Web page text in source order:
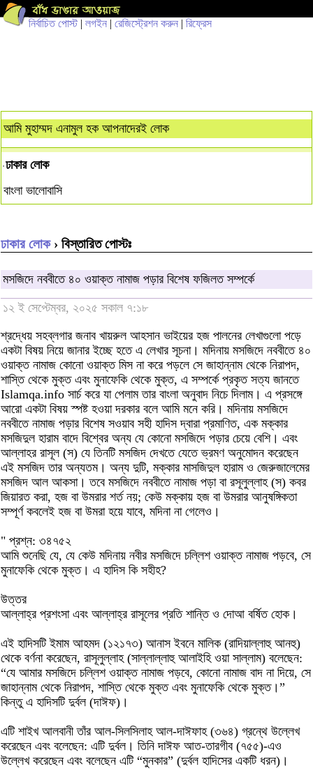
নির্বাচিত পোস্ট| লগইন | রেজিস্ট্রেশন করুন | রিফ্রেস
আমি মুহাম্মদ এনামুল হক আপনাদেরই লোক
ঢাকার লোক
বাংলা ভালোবাসি
ঢাকার লোক› বিস্তারিত পোস্টঃ
মসজিদে নববীতে ৪০ ওয়াক্ত নামাজ পড়ার বিশেষ ফজিলত সম্পর্কে
১২ ই সেপ্টেম্বর, ২০২৫ সকাল ৭:১৮
শ্রদ্ধেয় সহব্লগার জনাব খায়রুল আহসান ভাইয়ের হজ পালনের লেখাগুলো পড়ে
একটা বিষয় নিয়ে জানার ইচ্ছে হতে এ লেখার সূচনা। মদিনায় মসজিদে নববীতে ৪০
ওয়াক্ত নামাজ কোনো ওয়াক্ত মিস না করে পড়লে সে জাহান্নাম থেকে নিরাপদ,
শাস্তি থেকে মুক্ত এবং মুনাফেকি থেকে মুক্ত, এ সম্পর্কে প্রকৃত সত্য জানতে
Islamqa.info সার্চ করে যা পেলাম তার বাংলা অনুবাদ নিচে দিলাম। এ প্রসঙ্গে
আরো একটা বিষয় স্পষ্ট হওয়া দরকার বলে আমি মনে করি। মদিনায় মসজিদে
নববীতে নামাজ পড়ার বিশেষ সওয়াব সহী হাদিস দ্বারা প্রমাণিত, এক মক্কার
মসজিদুল হারাম বাদে বিশ্বের অন্য যে কোনো মসজিদে পড়ার চেয়ে বেশি। এবং
আল্লাহর রাসূল (স) যে তিনটি মসজিদ দেখতে যেতে ভ্রমণ অনুমোদন করেছেন
এই মসজিদ তার অন্যতম। অন্য দুটি, মক্কার মাসজিদুল হারাম ও জেরুজালেমের
মসজিদ আল আকসা। তবে মসজিদে নববীতে নামাজ পড়া বা রসূলুল্লাহ (স) কবর
জিয়ারত করা, হজ বা উমরার শর্ত নয়; কেউ মক্কায় হজ বা উমরার আনুষঙ্গিকতা
সম্পূর্ণ কবলেই হজ বা উমরা হয়ে যাবে, মদিনা না গেলেও।
" প্রশ্ন: ৩৪৭৫২
আমি শুনেছি যে, যে কেউ মদিনায় নবীর মসজিদে চল্লিশ ওয়াক্ত নামাজ পড়বে, সে
মুনাফেকি থেকে মুক্ত। এ হাদিস কি সহীহ?
উত্তর
আল্লাহ্‌র প্রশংসা এবং আল্লাহ্‌র রাসূলের প্রতি শান্তি ও দোআ বর্ষিত হোক।
এই হাদিসটি ইমাম আহমদ (১২১৭৩) আনাস ইবনে মালিক (রাদিয়াল্লাহু আনহু)
থেকে বর্ণনা করেছেন, রাসূলুল্লাহ (সাল্লাল্লাহু আলাইহি ওয়া সাল্লাম) বলেছেন:
“যে আমার মসজিদে চল্লিশ ওয়াক্ত নামাজ পড়বে, কোনো নামাজ বাদ না দিয়ে, সে
জাহান্নাম থেকে নিরাপদ, শাস্তি থেকে মুক্ত এবং মুনাফেকি থেকে মুক্ত।”
কিন্তু এ হাদিসটি দুর্বল (দাঈফ)।
এটি শাইখ আলবানী তাঁর আল-সিলসিলাহ আল-দাঈফাহ (৩৬৪) গ্রন্থে উল্লেখ
করেছেন এবং বলেছেন: এটি দুর্বল। তিনি দাঈফ আত-তারগীব (৭৫৫)-এও
উল্লেখ করেছেন এবং বলেছেন এটি “মুনকার” (দুর্বল হাদিসের একটি ধরন)।